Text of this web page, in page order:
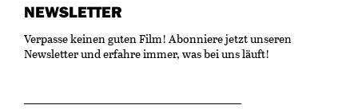
NEWSLETTER
Verpasse keinen guten Film! Abonniere jetzt unseren
Newsletter und erfahre immer, was bei uns läuft!